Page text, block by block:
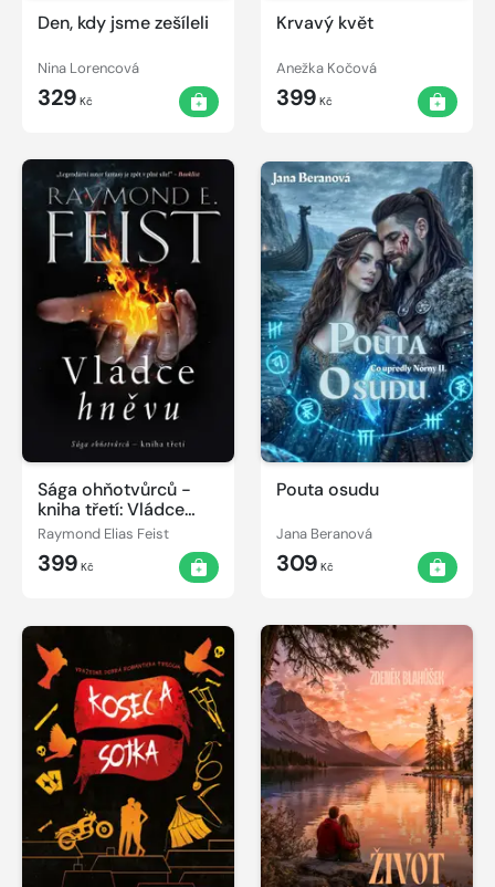
Den, kdy jsme zešíleli
Nina Lorencová
329 Kč
Krvavý květ
Anežka Kočová
399 Kč
Sága ohňotvůrců -
kniha třetí: Vládce
hněvu
Raymond Elias Feist
399 Kč
Pouta osudu
Jana Beranová
309 Kč